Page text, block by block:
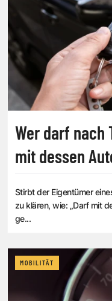
Wer darf nach
mit dessen
Stirbt der Eigentümer
zu klären, wie: „Darf mit
ge...
MOBILITÄT